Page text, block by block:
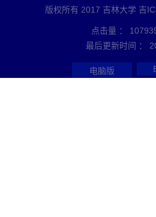
版权所有 2017 吉林大学 吉
点击量 ：
最后更新时间 ：
电脑版